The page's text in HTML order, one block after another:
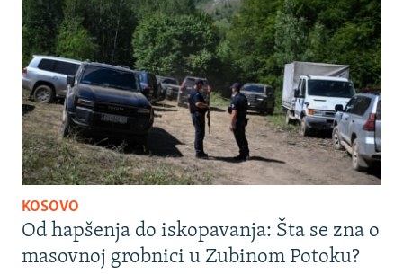
KOSOVO
Od hapšenja do iskopavanja: Šta se zna o
masovnoj grobnici u Zubinom Potoku?